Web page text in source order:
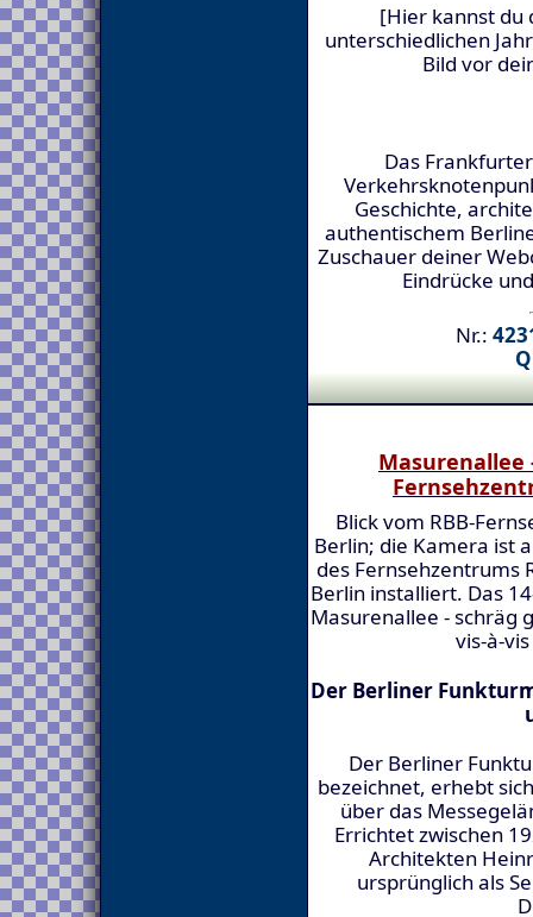
[Hier kannst du
unterschiedlichen
Bild vor
Das
Geschichte,
authentischem
Zuschauer deiner
Eindrücke
Nr.:
Masurenallee
Blick vom RBB-
Berlin; die Kamera ist
des Fernsehzentrums
Berlin installiert. Das
Masurenallee - schräg
vis-à-
Der Berliner
Der Berliner
bezeichnet, erhebt
über das
Errichtet zwischen
Architekten
ursprünglich als